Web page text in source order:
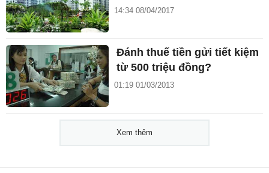
14:34 08/04/2017
Đánh thuế tiền gửi tiết kiệm
từ 500 triệu đồng?
01:19 01/03/2013
Xem thêm